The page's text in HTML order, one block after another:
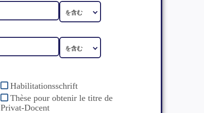
Habilitationsschrift
Thèse pour obtenir le titre de
Privat-Docent